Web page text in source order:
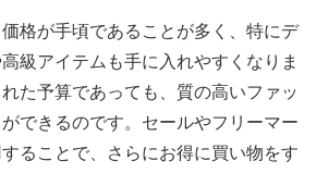
格が手頃であることが多く、特にデ
級アイテムも手に入れやすくなりま
た予算であっても、質の高いファッ
できるのです。セールやフリーマー
ることで、さらにお得に買い物をす